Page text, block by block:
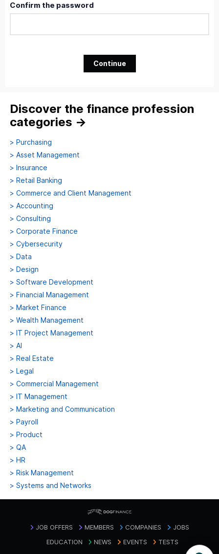
Confirm the password
Continue
Discover the finance profession
categories →
> Purchasing
> Asset Management
> Insurance
> Retail Banking
> Commerce and Client Management
> Accounting
> Consulting
> Corporate Finance
> Cybersecurity
> Data
> Design
> Software Development
> Financial Management
> Market Finance
> Wealth Management
> IT Project Management
> AI
> Real Estate
> Legal
> Commercial Management
> IT Management
> Marketing and Communication
> Payroll
> Product
> QA
> HR
> Risk Management
> Systems and Networks
JOB OFFERS MEMBERS COMPANIES
JOBS
EDUCATION
NEWS EVENTS TESTS